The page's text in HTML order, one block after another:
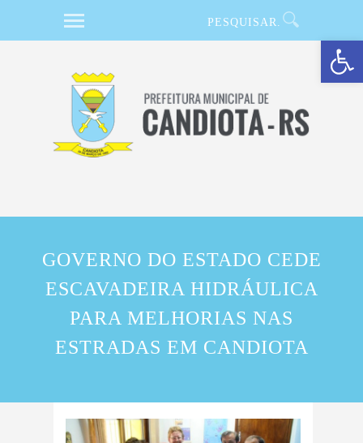
Barra de Ferramentas Aberta
GOVERNO DO ESTADO CEDE
ESCAVADEIRA HIDRÁULICA
PARA MELHORIAS NAS
ESTRADAS EM CANDIOTA